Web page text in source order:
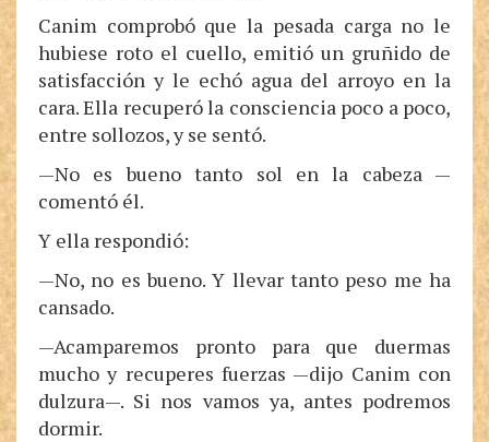
Canim comprobó que la pesada carga no le
hubiese roto el cuello, emitió un gruñido de
satisfacción y le echó agua del arroyo en la
cara. Ella recuperó la consciencia poco a poco,
entre sollozos, y se sentó.
—No es bueno tanto sol en la cabeza —
comentó él.
Y ella respondió:
—No, no es bueno. Y llevar tanto peso me ha
cansado.
—Acamparemos pronto para que duermas
mucho y recuperes fuerzas —dijo Canim con
dulzura—. Si nos vamos ya, antes podremos
dormir.